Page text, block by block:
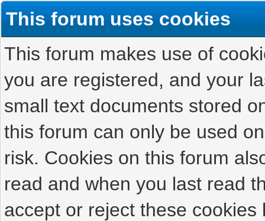
This forum uses cookies
This forum makes use of
you are registered, and your
small text documents stored
this forum can only be used
risk. Cookies on this forum
read and when you last read
accept or reject these cookies